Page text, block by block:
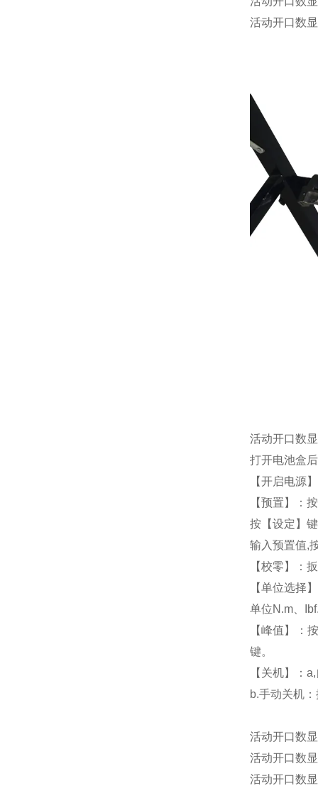
活动开口数
活动开口数
打开电池盒
【开启电源
【预置】：
按【设定】
输入预置值,
【校零】：
【单位选择
单位N.m、
【峰值】：
键。
【关机】：
b.手动关机
活动开口数
活动开口数
活动开口数